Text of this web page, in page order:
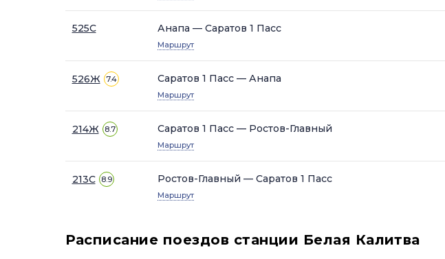
525С Анапа — Саратов 1 Пасс
Маршрут
526Ж 7.4 Саратов 1 Пасс — Анапа
Маршрут
214Ж 8.7 Саратов 1 Пасс — Ростов-Главный
Маршрут
213С 8.9 Ростов-Главный — Саратов 1 Пасс
Маршрут
Расписание поездов станции Белая Калитва